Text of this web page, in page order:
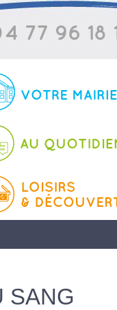
SANG